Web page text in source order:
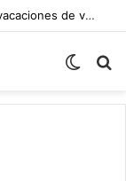
Fortalecen operativos de seguridad por vacaciones de verano en Atlixco
Switch